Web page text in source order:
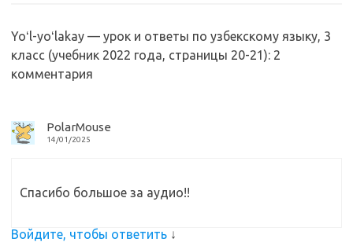
ik
i
т
ь
Yoʻl-yoʻlakay — урок и ответы по узбекскому языку, 3
класс (учебник 2022 года, страницы 20-21): 2
комментария
PolarMouse
14/01/2025
Спасибо большое за аудио!!
Войдите, чтобы ответить ↓